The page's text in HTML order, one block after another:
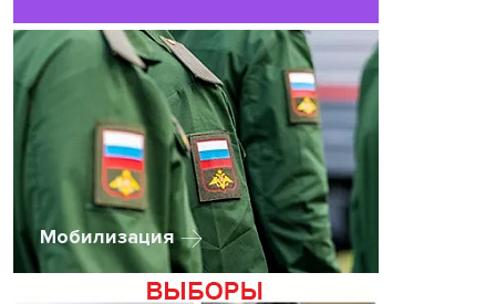
Мобилизация